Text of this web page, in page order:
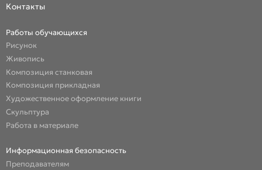
Контакты
Работы обучающихся
Рисунок
Живопись
Композиция станковая
Композиция прикладная
Художественное оформление книги
Скульптура
Работа в материале
Информационная безопасность
Преподавателям